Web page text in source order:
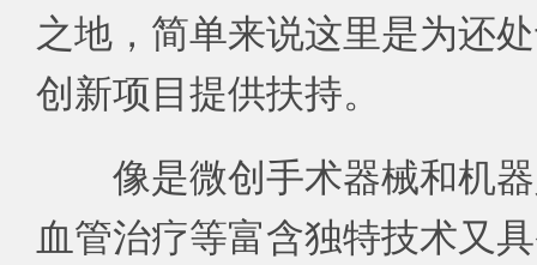
之地，简单来说这里是为还
创新项目提供扶持。
像是微创手术器械和机
血管治疗等富含独特技术又